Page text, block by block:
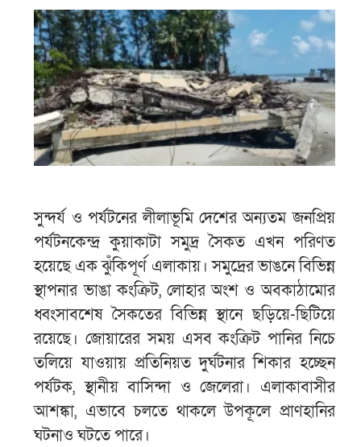
সুন্দর্য ও পর্যটনের লীলাভূমি দেশের অন্যতম জনপ্রিয়
পর্যটনকেন্দ্র কুয়াকাটা সমুদ্র সৈকত এখন পরিণত
হয়েছে এক ঝুঁকিপূর্ণ এলাকায়। সমুদ্রের ভাঙনে বিভিন্ন
স্থাপনার ভাঙা কংক্রিট, লোহার অংশ ও অবকাঠামোর
ধ্বংসাবশেষ সৈকতের বিভিন্ন স্থানে ছড়িয়ে-ছিটিয়ে
রয়েছে। জোয়ারের সময় এসব কংক্রিট পানির নিচে
তলিয়ে যাওয়ায় প্রতিনিয়ত দুর্ঘটনার শিকার হচ্ছেন
পর্যটক, স্থানীয় বাসিন্দা ও জেলেরা। এলাকাবাসীর
আশঙ্কা, এভাবে চলতে থাকলে উপকূলে প্রাণহানির
ঘটনাও ঘটতে পারে।